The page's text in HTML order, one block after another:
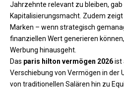
Jahrzehnte relevant zu bleiben, gab
Kapitalisierungsmacht. Zudem zeigt
Marken – wenn strategisch
finanziellen Wert generieren
Werbung hinausgeht.
Das paris hilton vermögen 2026ist
Verschiebung von Vermögen in der
von traditionellen Salären hin zu